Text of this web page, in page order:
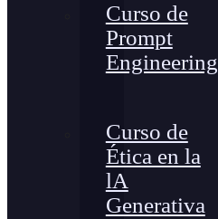
Curso de
Prompt
Engineering
Curso de
Ética en la
lA
Generativa